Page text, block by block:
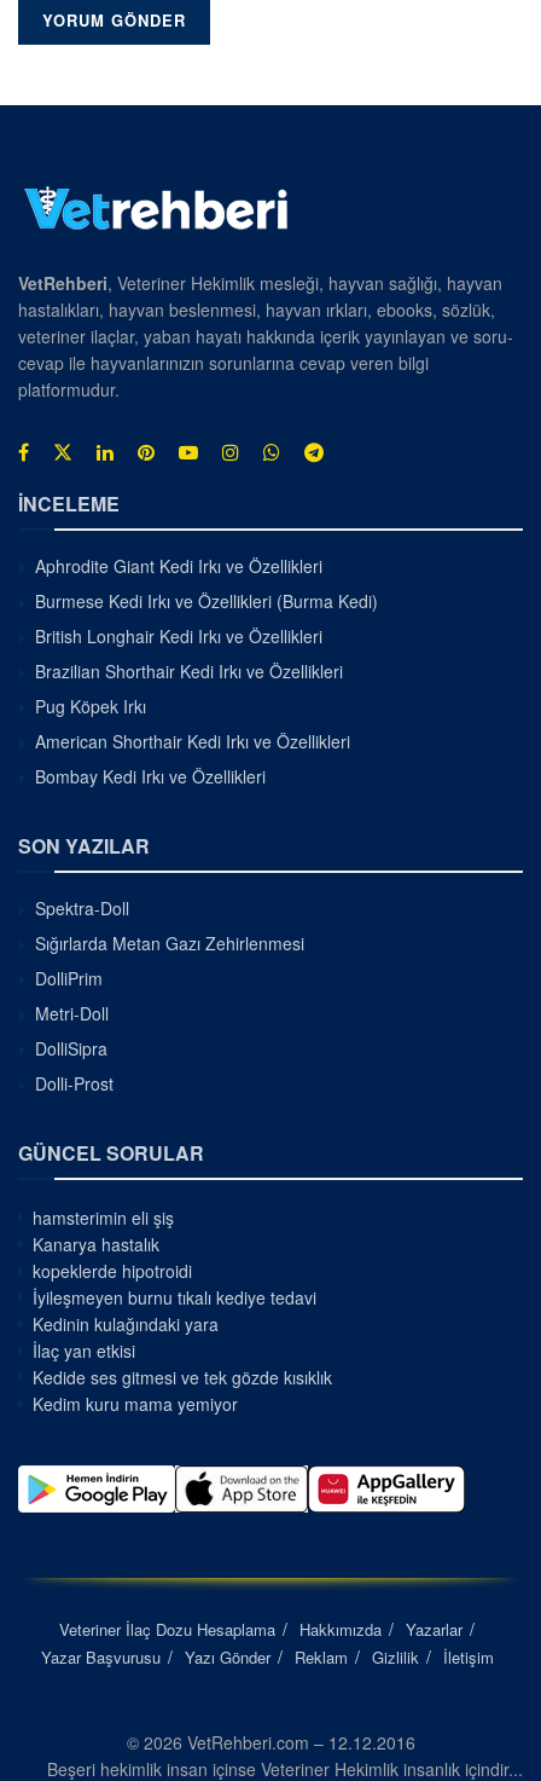
VetRehberi, Veteriner Hekimlik mesleği, hayvan sağlığı, hayvan
hastalıkları, hayvan beslenmesi, hayvan ırkları, ebooks, sözlük,
veteriner ilaçlar, yaban hayatı hakkında içerik yayınlayan ve soru-
cevap ile hayvanlarınızın sorunlarına cevap veren bilgi
platformudur.
İNCELEME
Aphrodite Giant Kedi Irkı ve Özellikleri
Burmese Kedi Irkı ve Özellikleri (Burma Kedi)
British Longhair Kedi Irkı ve Özellikleri
Brazilian Shorthair Kedi Irkı ve Özellikleri
Pug Köpek Irkı
American Shorthair Kedi Irkı ve Özellikleri
Bombay Kedi Irkı ve Özellikleri
SON YAZILAR
Spektra-Doll
Sığırlarda Metan Gazı Zehirlenmesi
DolliPrim
Metri-Doll
DolliSipra
Dolli-Prost
GÜNCEL SORULAR
hamsterimin eli şiş
Kanarya hastalık
kopeklerde hipotroidi
İyileşmeyen burnu tıkalı kediye tedavi
Kedinin kulağındaki yara
İlaç yan etkisi
Kedide ses gitmesi ve tek gözde kısıklık
Kedim kuru mama yemiyor
Veteriner İlaç Dozu Hesaplama Hakkımızda
Yazarlar
Yazar Başvurusu
Yazı Gönder Reklam Gizlilik İletişim
© 2026 VetRehberi.com – 12.12.2016
Beşeri hekimlik insan içinse Veteriner Hekimlik insanlık içindir...